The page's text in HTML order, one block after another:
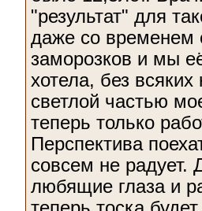
"результат" для
даже со временем
заморозков и мы
хотела, без
светлой частью
теперь только
Перспектива
совсем не радует.
любящие глаза и